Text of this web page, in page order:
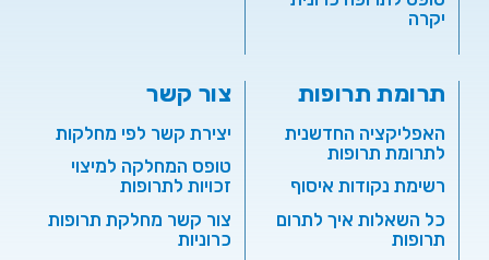
יקרה
תרומת תרופות
האפליקציה החדשנית
לתרומת תרופות
רשימת נקודות איסוף
כל השאלות איך לתרום
תרופות
צור קשר
יצירת קשר לפי מחלקות
טופס המחלקה למיצוי
זכויות לתרופות
צור קשר מחלקת תרופות
כרוניות